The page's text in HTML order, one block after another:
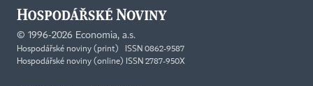
© 1996-2026 Economia, a.s.
Hospodářské noviny (print) ISSN 0862-9587
Hospodářské noviny (online) ISSN 2787-950X